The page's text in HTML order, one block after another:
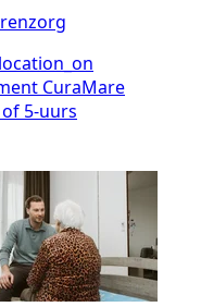
location_on
CuraMare
5-uurs